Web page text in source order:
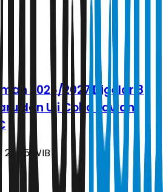
2026/2027 Digelar 8
dan Uji Coba Lawan
22.05 WIB